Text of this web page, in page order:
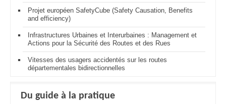
Projet européen SafetyCube (Safety Causation, Benefits
and efficiency)
Infrastructures Urbaines et Interurbaines : Management et
Actions pour la Sécurité des Routes et des Rues
Vitesses des usagers accidentés sur les routes
départementales bidirectionnelles
Du guide à la pratique